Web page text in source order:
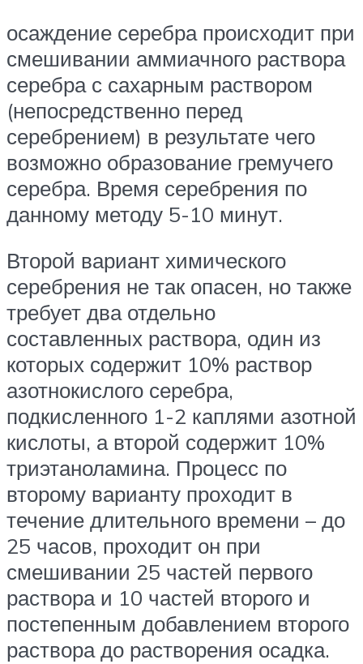
осаждение серебра происходит при
смешивании аммиачного раствора
серебра с сахарным раствором
(непосредственно перед
серебрением) в результате чего
возможно образование гремучего
серебра. Время серебрения по
данному методу 5-10 минут.
Второй вариант химического
серебрения не так опасен, но также
требует два отдельно
составленных раствора, один из
которых содержит 10% раствор
азотнокислого серебра,
подкисленного 1-2 каплями азотной
кислоты, а второй содержит 10%
триэтаноламина. Процесс по
второму варианту проходит в
течение длительного времени – до
25 часов, проходит он при
смешивании 25 частей первого
раствора и 10 частей второго и
постепенным добавлением второго
раствора до растворения осадка.